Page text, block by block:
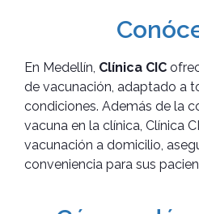
En Medellín, Clínica CIC
de vacunación, adaptado a
condiciones. Además de la
vacuna en la clínica, Clínica
vacunación a domicilio,
conveniencia para sus